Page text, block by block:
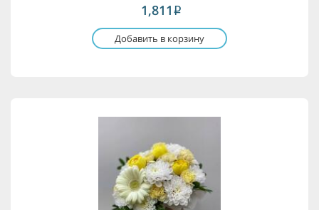
1,811 i
Добавить в корзину